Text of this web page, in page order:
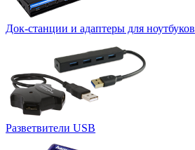
Док-станции и адаптеры для ноутбуков
Разветвители USB